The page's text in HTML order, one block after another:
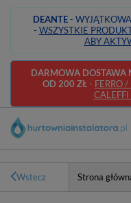
DEANTE-
- WSZYSTKIE
ABY
DARMOWA DOSTAWA
OD 200 ZŁ- FERRO
Wstecz Strona